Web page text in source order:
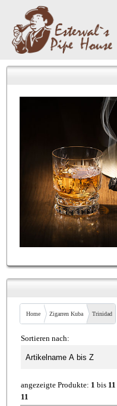
Home Zigarren Kuba Trinidad
Sortieren nach:
angezeigte Produkte: 1 bis 11
11